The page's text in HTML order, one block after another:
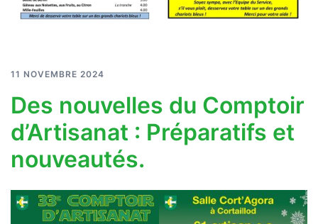
11 NOVEMBRE 2024
Des nouvelles du Comptoir
d’Artisanat : Préparatifs et
nouveautés.